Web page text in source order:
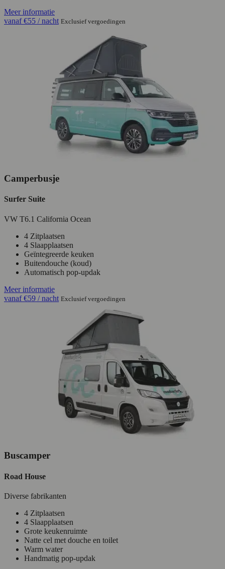
Meer informatie
vanaf€55 / nacht Exclusief vergoedingen
Camperbusje
Surfer Suite
VW T6.1 California Ocean
4 Zitplaatsen
4 Slaapplaatsen
Geïntegreerde keuken
Buitendouche (koud)
Automatisch pop-updak
Meer informatie
vanaf€59 / nacht Exclusief vergoedingen
Buscamper
Road House
Diverse fabrikanten
4 Zitplaatsen
4 Slaapplaatsen
Grote keukenruimte
Natte cel met douche en toilet
Warm water
Handmatig pop-updak